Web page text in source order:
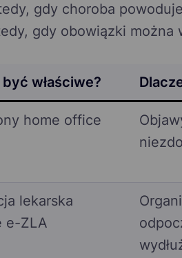
gdy choroba
gdy obowiązki można
właściwe?
home office
lekarska
e-ZLA